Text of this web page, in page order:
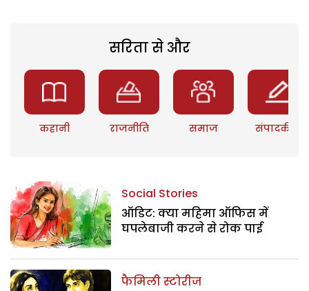
सरिता से और
कहानी राजनीति समाज संपादकीय
Social Stories
ऑडिट: क्या महिमा ऑफिस में
घपलेबाजी करने से रोक पाई
फैमिली स्टोरीज